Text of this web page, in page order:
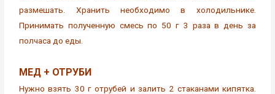
размешать. Хранить необходимо в холодильнике.
Принимать полученную смесь по 50 г 3 раза в день за
полчаса до еды.
МЕД + ОТРУБИ
Нужно взять 30 г отрубей и залить 2 стаканами кипятка.